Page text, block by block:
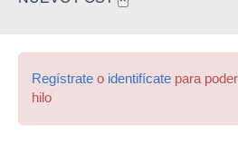
Regístrate o identifícate para
hilo